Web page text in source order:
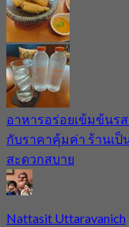
อาหารอร่อยเข้มข้นร
กับราคาคุ้มค่า ร้านเ
สะดวกสบาย
Nattasit Uttaravanich